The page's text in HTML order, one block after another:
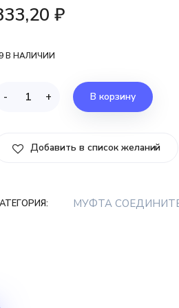
₽
В НАЛИЧИИ
+
- В корзину
Добавить в список желаний
МУФТА